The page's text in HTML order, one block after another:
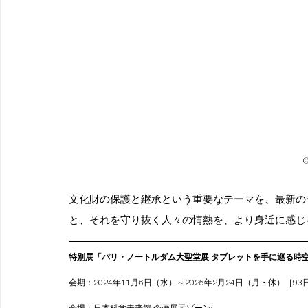
文化財の保護と継承という重要なテーマを、最新
と、それを守り抜く人々の情熱を、より身近に感
特別展「パリ・ノートルダム大聖堂展 タブレットを手に巡る時
会期：2024年11月6日（水）～2025年2月24日（月・休）［93